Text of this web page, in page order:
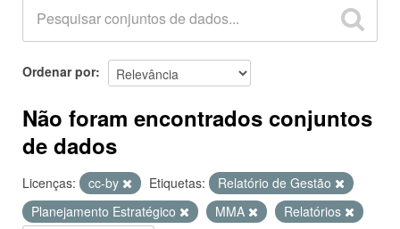
Ordenar por
Não foram encontrados conjuntos
de dados
Licenças: cc-by Etiquetas:
Relatório de Gestão
Planejamento Estratégico
MMA
Relatórios